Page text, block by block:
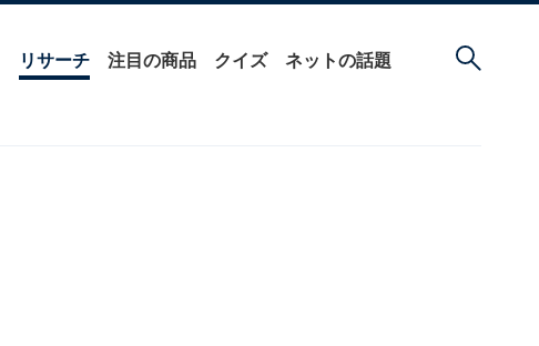
リサーチ 注目の商品 クイズ ネットの話題